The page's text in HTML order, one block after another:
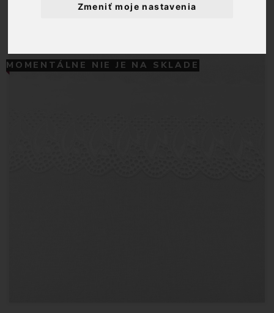
Zmeniť moje nastavenia
MOMENTÁLNE NIE JE NA SKLADE